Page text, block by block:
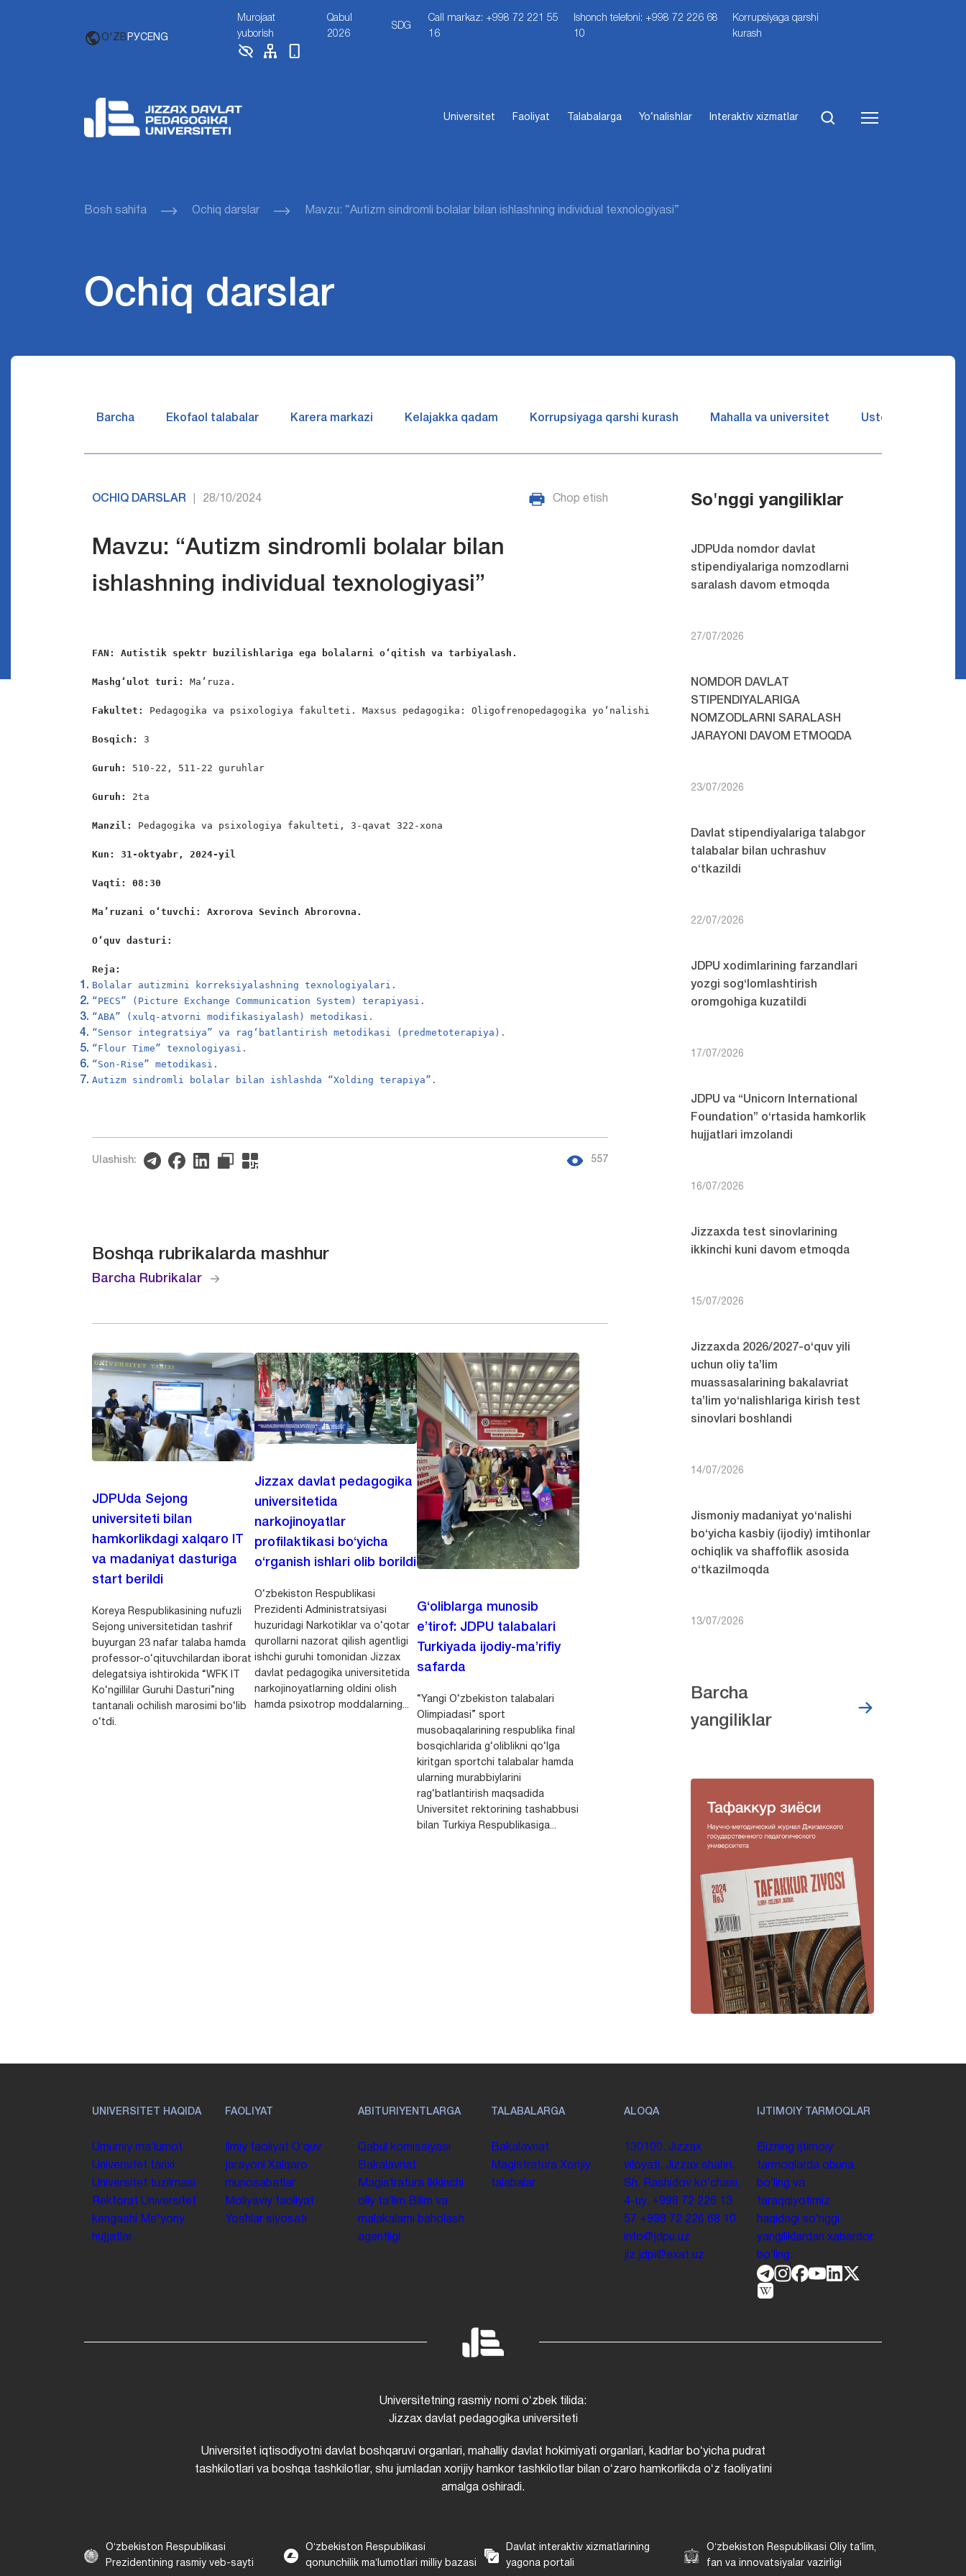
O'ZB РУСENG
Murojaat
yuborish
Qabul
2026
SDG
Call markaz: +998 72 221 55
16
Ishonch telefoni: +998 72 226 68
10
Korrupsiyaga qarshi
kurash
Universitet Faoliyat Talabalarga Yo‘nalishlar Interaktiv xizmatlar
Bosh sahifa Ochiq darslar Mavzu: “Autizm sindromli bolalar bilan ishlashning individual texnologiyasi”
Ochiq darslar
Barcha Ekofaol talabalar Karera markazi Kelajakka qadam Korrupsiyaga qarshi kurash Mahalla va universitet Ustozlar suhbatin
OCHIQ DARSLAR 28/10/2024 Chop etish
Mavzu: “Autizm sindromli bolalar bilan
ishlashning individual texnologiyasi”
FAN: Autistik spektr buzilishlariga ega bolalarni o‘qitish va tarbiyalash.
Mashg‘ulot turi: Ma’ruza.
Fakultet: Pedagogika va psixologiya fakulteti. Maxsus pedagogika: Oligofrenopedagogika yo‘nalishi
Bosqich: 3
Guruh: 510-22, 511-22 guruhlar
Guruh: 2ta
Manzil: Pedagogika va psixologiya fakulteti, 3-qavat 322-xona
Kun: 31-oktyabr, 2024-yil
Vaqti: 08:30
Ma’ruzani o‘tuvchi: Axrorova Sevinch Abrorovna.
O‘quv dasturi:
Reja:
Bolalar autizmini korreksiyalashning texnologiyalari.
“PECS” (Picture Exchange Communication System) terapiyasi.
“ABA” (xulq-atvorni modifikasiyalash) metodikasi.
“Sensor integratsiya” va rag‘batlantirish metodikasi (predmetoterapiya).
“Flour Time” texnologiyasi.
“Son-Rise” metodikasi.
Autizm sindromli bolalar bilan ishlashda “Xolding terapiya”.
Ulashish: 557
Boshqa rubrikalarda mashhur
Barcha Rubrikalar
JDPUda Sejong
universiteti bilan
hamkorlikdagi xalqaro IT
va madaniyat dasturiga
start berildi
Koreya Respublikasining nufuzli
Sejong universitetidan tashrif
buyurgan 23 nafar talaba hamda
professor-o‘qituvchilardan iborat
delegatsiya ishtirokida “WFK IT
Ko‘ngillilar Guruhi Dasturi”ning
tantanali ochilish marosimi bo‘lib
o‘tdi.
Jizzax davlat pedagogika
universitetida
narkojinoyatlar
profilaktikasi bo‘yicha
o‘rganish ishlari olib borildi
O‘zbekiston Respublikasi
Prezidenti Administratsiyasi
huzuridagi Narkotiklar va o‘qotar
qurollarni nazorat qilish agentligi
ishchi guruhi tomonidan Jizzax
davlat pedagogika universitetida
narkojinoyatlarning oldini olish
hamda psixotrop moddalarning...
G‘oliblarga munosib
e’tirof: JDPU talabalari
Turkiyada ijodiy-ma’rifiy
safarda
“Yangi O‘zbekiston talabalari
Olimpiadasi” sport
musobaqalarining respublika final
bosqichlarida g‘oliblikni qo‘lga
kiritgan sportchi talabalar hamda
ularning murabbiylarini
rag‘batlantirish maqsadida
Universitet rektorining tashabbusi
bilan Turkiya Respublikasiga...
So'nggi yangiliklar
JDPUda nomdor davlat
stipendiyalariga nomzodlarni
saralash davom etmoqda
27/07/2026
NOMDOR DAVLAT
STIPENDIYALARIGA
NOMZODLARNI SARALASH
JARAYONI DAVOM ETMOQDA
23/07/2026
Davlat stipendiyalariga talabgor
talabalar bilan uchrashuv
o‘tkazildi
22/07/2026
JDPU xodimlarining farzandlari
yozgi sog‘lomlashtirish
oromgohiga kuzatildi
17/07/2026
JDPU va “Unicorn International
Foundation” o‘rtasida hamkorlik
hujjatlari imzolandi
16/07/2026
Jizzaxda test sinovlarining
ikkinchi kuni davom etmoqda
15/07/2026
Jizzaxda 2026/2027-o‘quv yili
uchun oliy ta’lim
muassasalarining bakalavriat
ta’lim yo‘nalishlariga kirish test
sinovlari boshlandi
14/07/2026
Jismoniy madaniyat yo‘nalishi
bo‘yicha kasbiy (ijodiy) imtihonlar
ochiqlik va shaffoflik asosida
o‘tkazilmoqda
13/07/2026
Barcha
yangiliklar
UNIVERSITET HAQIDA
Umumiy maʼlumot
Universitet tarixi
Universitet tuzilmasi
Rektorat Universitet
kengashi
Me'yoriy
hujjatlar
FAOLIYAT
Ilmiy faoliyat Oʻquv
jarayoni Xalqaro
munosabatlar
Moliyaviy faoliyat
Yoshlar siyosati
ABITURIYENTLARGA
Qabul komissiyasi
Bakalavriat
Magistratura
Ikkinchi
oliy taʼlim Bilim va
malakalarni baholash
agentligi
TALABALARGA
Bakalavriat
Magistratura Xorijiy
talabalar
ALOQA
130100. Jizzax
viloyati, Jizzax shahri,
Sh. Rashidov koʻchasi,
4-uy. +998 72 226 13
57 +998 72 226 68 10
info@jdpu.uz
jiz.jdpi@exat.uz
IJTIMOIY TARMOQLAR
Bizning ijtimoiy
tarmoqlarda obuna
boʻling va
taraqqiyotimiz
haqidagi soʻnggi
yangiliklardan xabardor
boʻling.
Universitetning rasmiy nomi oʻzbek tilida:
Jizzax davlat pedagogika universiteti
Universitet iqtisodiyotni davlat boshqaruvi organlari, mahalliy davlat hokimiyati organlari, kadrlar boʻyicha pudrat
tashkilotlari va boshqa tashkilotlar, shu jumladan xorijiy hamkor tashkilotlar bilan oʻzaro hamkorlikda oʻz faoliyatini
amalga oshiradi.
Oʻzbekiston Respublikasi
Prezidentining rasmiy veb-sayti
Oʻzbekiston Respublikasi
qonunchilik maʼlumotlari milliy bazasi
Davlat interaktiv xizmatlarining
yagona portali
Oʻzbekiston Respublikasi Oliy taʼlim,
fan va innovatsiyalar vazirligi